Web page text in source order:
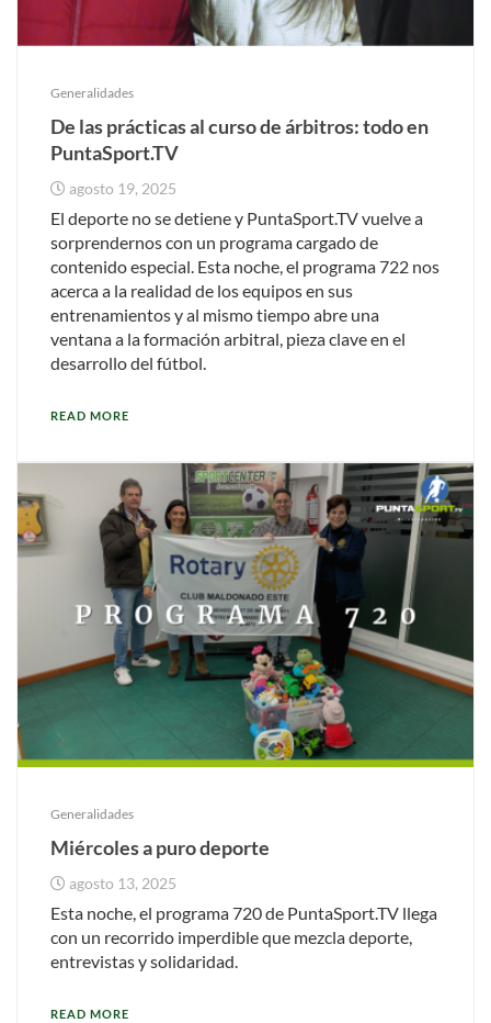
Generalidades
De las prácticas al curso de árbitros: todo en
PuntaSport.TV
agosto 19, 2025
El deporte no se detiene y PuntaSport.TV vuelve a
sorprendernos con un programa cargado de
contenido especial. Esta noche, el programa 722 nos
acerca a la realidad de los equipos en sus
entrenamientos y al mismo tiempo abre una
ventana a la formación arbitral, pieza clave en el
desarrollo del fútbol.
READ MORE
Generalidades
Miércoles a puro deporte
agosto 13, 2025
Esta noche, el programa 720 de PuntaSport.TV llega
con un recorrido imperdible que mezcla deporte,
entrevistas y solidaridad.
READ MORE